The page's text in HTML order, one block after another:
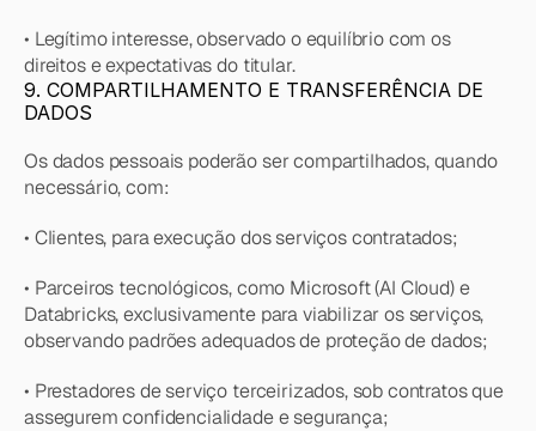
• Legítimo interesse, observado o equilíbrio com os
direitos e expectativas do titular.
9. COMPARTILHAMENTO E TRANSFERÊNCIA DE
DADOS
Os dados pessoais poderão ser compartilhados, quando
necessário, com:
• Clientes, para execução dos serviços contratados;
• Parceiros tecnológicos, como Microsoft (AI Cloud) e
Databricks, exclusivamente para viabilizar os serviços,
observando padrões adequados de proteção de dados;
• Prestadores de serviço terceirizados, sob contratos que
assegurem confidencialidade e segurança;